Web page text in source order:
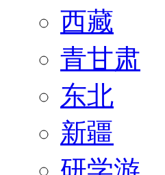
西藏
青甘肃
东北
新疆